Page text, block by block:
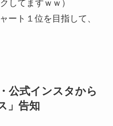
してますｗｗ）
ート１位を目指して、
公式インスタから
」告知